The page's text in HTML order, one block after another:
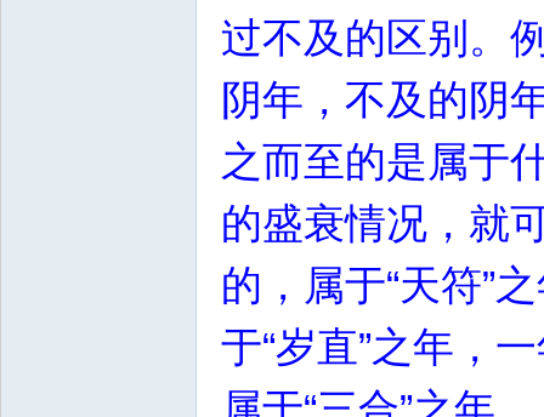
过不及的区别。
阴年，不及的阴
之而至的是属于
的盛衰情况，就
的，属于“天符”
于“岁直”之年，